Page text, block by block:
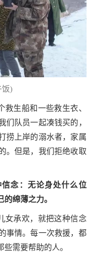
饭)
生船和一些救生衣、
们队员一起凑钱买的，
捞上岸的溺水者，家属
。但是，我们拒绝收取
念：无论身处什么位
绵薄之力。
女承欢，就把这种信念
事情。每一次救援，都
需要帮助的人。